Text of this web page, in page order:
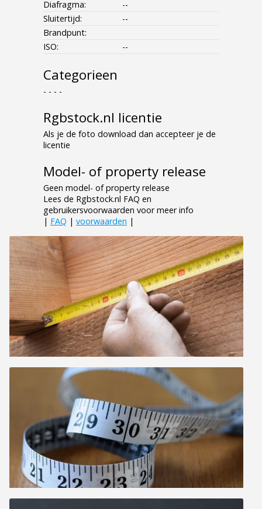
Diafragma:
--
Sluitertijd:
--
Brandpunt:
ISO:
--
Categorieen
- - - -
Rgbstock.nl licentie
Als je de foto download dan accepteer je de
licentie
Model- of property release
Geen model- of property release
Lees de Rgbstock.nl FAQ en
gebruikersvoorwaarden voor meer info
| FAQ | voorwaarden |